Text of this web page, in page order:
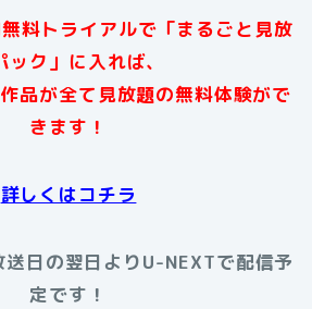
料トライアルで「まるごと見放
ック」に入れば、
品が全て見放題の無料体験がで
きます！
詳しくはコチラ
送日の翌日よりU-NEXTで配信予
定です！